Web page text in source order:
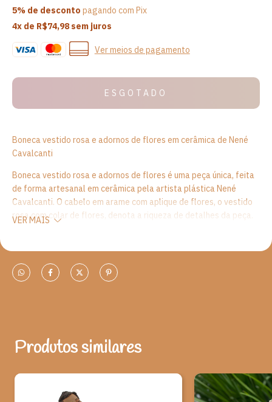
5% de desconto pagando com Pix
4x de R$74,98sem juros
Ver meios de pagamento
Boneca vestido rosa e adornos de flores em cerâmica de Nené
Cavalcanti
Boneca vestido rosa e adornos de flores é uma peça única, feita
de forma artesanal em cerâmica pela artista plástica Nené
Cavalcanti. O cabelo em arame com aplique de flores, o vestido
rosa com colar de flores, denota a riqueza de detalhes da peça.
outra. Não bastasse essa mistura de materiais, sua queima em
um forno específico para cerâmica faz com que mude de
significado e não são exclusivas para museus e galerias. Elas
até mesmo nos lavabos. Tudo depende do local que você
pretende posicioná-las, para depois definir o tamanho, formato,
material e quantidade de peças que serão dispostas em cada
VER MAIS
Produtos similares